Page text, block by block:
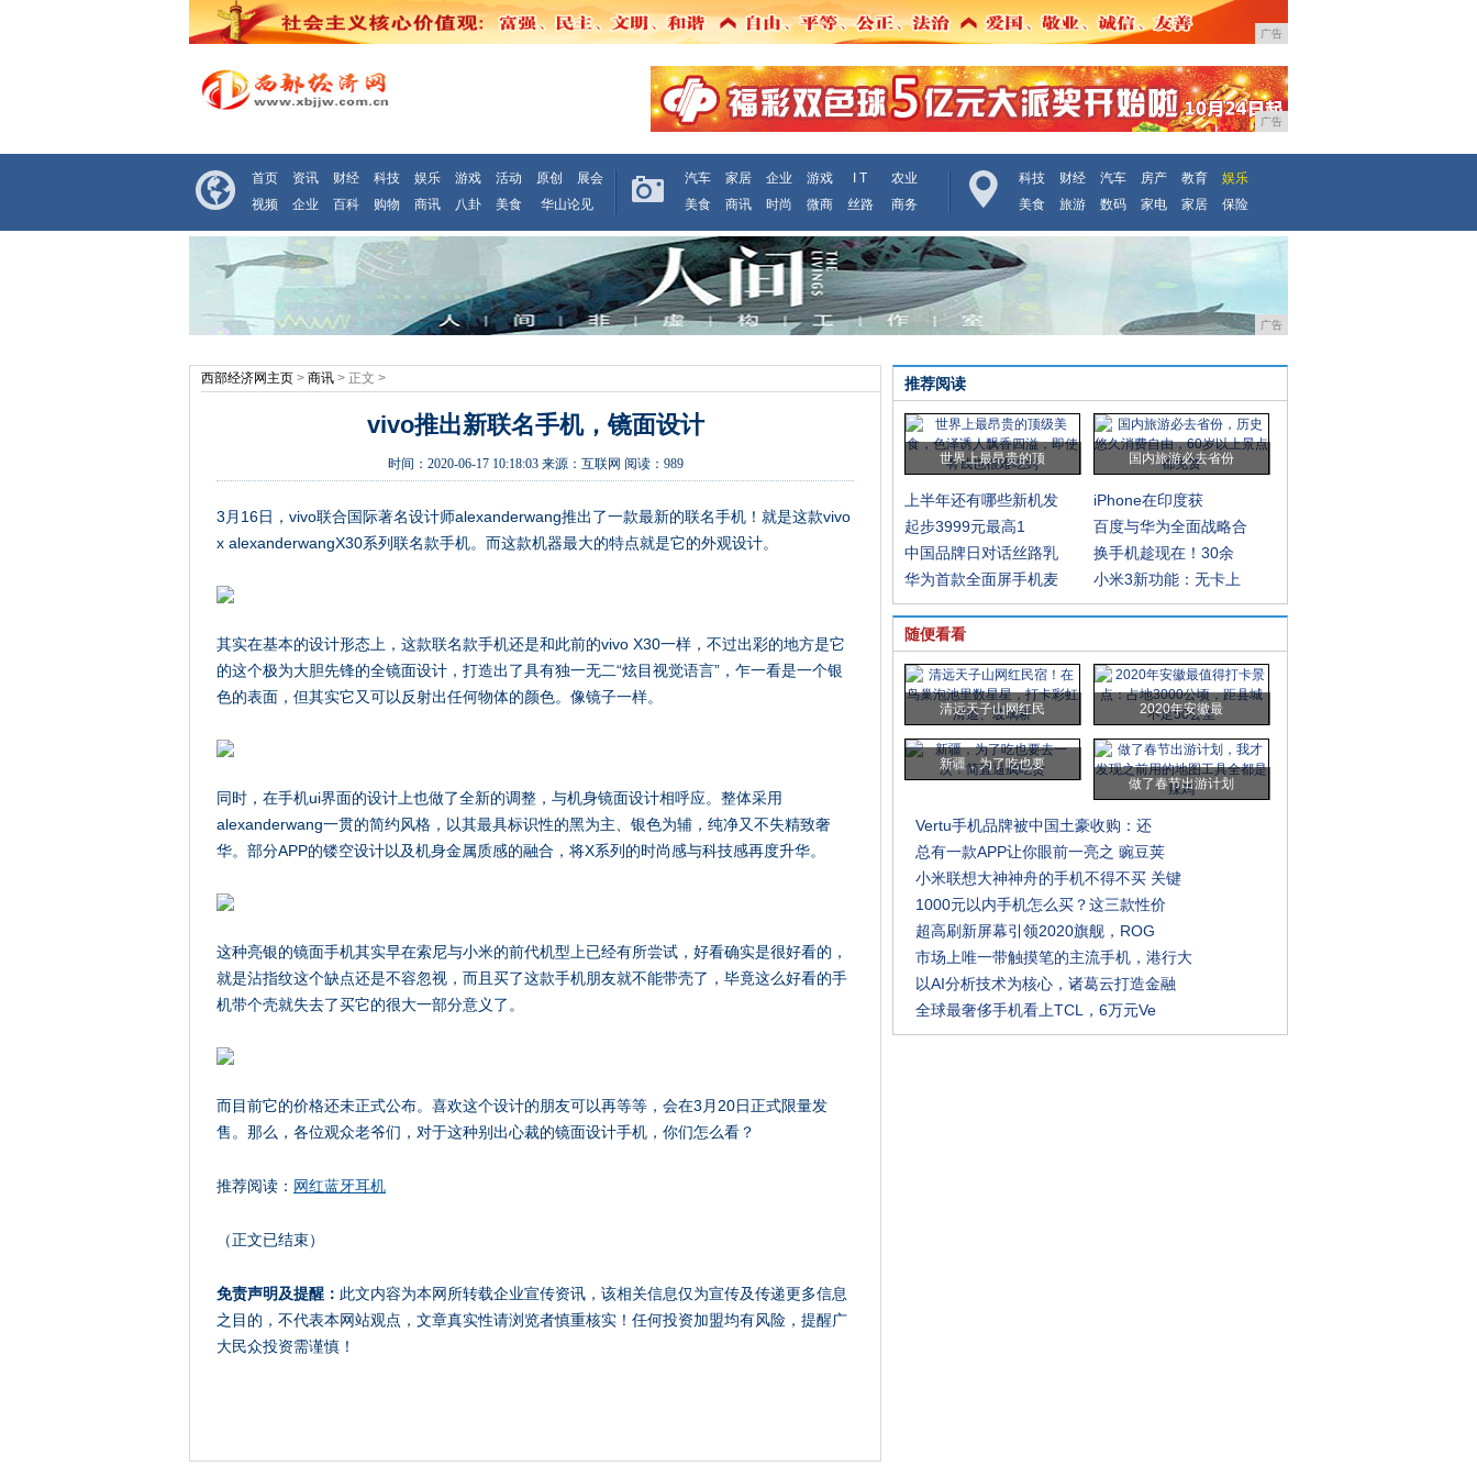
广告
广告
首页 资讯 财经 科技 娱乐 游戏 活动 原创
展会
视频
企业 百科 购物 商讯 八卦 美食 华山论见
汽车 家居 企业 游戏 I T
农业
美食
商讯 时尚 微商 丝路 商务
科技 财经 汽车 房产 教育
娱乐
美食
旅游 数码 家电 家居 保险
广告
西部经济网主页 > 商讯 > 正文 >
vivo推出新联名手机，镜面设计
时间： 2020-06-17 10:18:03来源： 互联网 阅读：989
3月16日，vivo联合国际著名设计师alexanderwang推出了一款最新的联名手机！就是这款vivo
x alexanderwangX30系列联名款手机。而这款机器最大的特点就是它的外观设计。
其实在基本的设计形态上，这款联名款手机还是和此前的vivo X30一样，不过出彩的地方是它
的这个极为大胆先锋的全镜面设计，打造出了具有独一无二“炫目视觉语言”，乍一看是一个银
色的表面，但其实它又可以反射出任何物体的颜色。像镜子一样。
同时，在手机ui界面的设计上也做了全新的调整，与机身镜面设计相呼应。整体采用
alexanderwang一贯的简约风格，以其最具标识性的黑为主、银色为辅，纯净又不失精致奢
华。部分APP的镂空设计以及机身金属质感的融合，将X系列的时尚感与科技感再度升华。
这种亮银的镜面手机其实早在索尼与小米的前代机型上已经有所尝试，好看确实是很好看的，
就是沾指纹这个缺点还是不容忽视，而且买了这款手机朋友就不能带壳了，毕竟这么好看的手
机带个壳就失去了买它的很大一部分意义了。
而目前它的价格还未正式公布。喜欢这个设计的朋友可以再等等，会在3月20日正式限量发
售。那么，各位观众老爷们，对于这种别出心裁的镜面设计手机，你们怎么看？
推荐阅读： 网红蓝牙耳机
（正文已结束）
免责声明及提醒： 此文内容为本网所转载企业宣传资讯，该相关信息仅为宣传及传递更多信息
之目的，不代表本网站观点，文章真实性请浏览者慎重核实！任何投资加盟均有风险，提醒广
大民众投资需谨慎！
推荐阅读
世界上最昂贵的顶 国内旅游必去省份
上半年还有哪些新机发
iPhone在印度获
起步3999元最高1
百度与华为全面战略合
中国品牌日对话丝路乳
换手机趁现在！30余
华为首款全面屏手机麦
小米3新功能：无卡上
随便看看
清远天子山网红民 2020年安徽最
新疆，为了吃也要
做了春节出游计划
Vertu手机品牌被中国土豪收购：还
总有一款APP让你眼前一亮之 豌豆荚
小米联想大神神舟的手机不得不买 关键
1000元以内手机怎么买？这三款性价
超高刷新屏幕引领2020旗舰，ROG
市场上唯一带触摸笔的主流手机，港行大
以AI分析技术为核心，诸葛云打造金融
全球最奢侈手机看上TCL，6万元Ve